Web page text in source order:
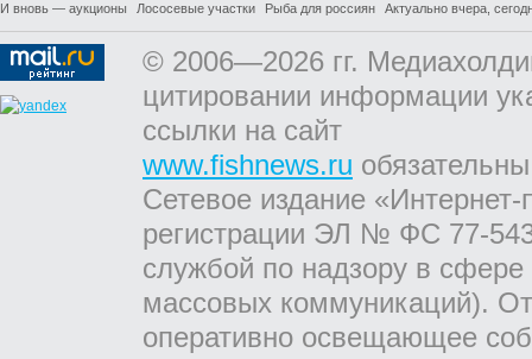
И вновь — аукционы
Лососевые участки Рыба для россиян Актуально вчера,
© 2006—2026 гг.
цитировании информации
ссылки на сайт
www.fishnews.ru
Сетевое издание
регистрации ЭЛ № ФС 77-
службой по надзору в
массовых коммуникаций).
оперативно освещающее